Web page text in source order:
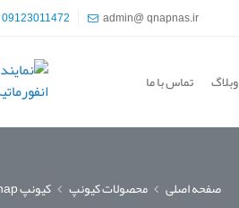
admin@ qnapnas.ir
وبلاگ تماس با ما
صفحه اصلی محصولات کیونپ کیونپ Qnap مدل متوسط